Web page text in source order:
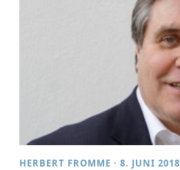
HERBERT FROMME ·8. JUNI 2018